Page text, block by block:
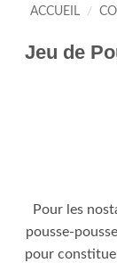
ACCUEIL /
Jeu de
Pour les
pousse-
pour